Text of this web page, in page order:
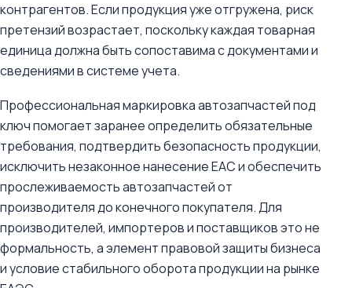
контрагентов. Если продукция уже отгружена, риск
претензий возрастает, поскольку каждая товарная
единица должна быть сопоставима с документами и
сведениями в системе учета.
Профессиональная маркировка автозапчастей под
ключ помогает заранее определить обязательные
требования, подтвердить безопасность продукции,
исключить незаконное нанесение ЕАС и обеспечить
прослеживаемость автозапчастей от
производителя до конечного покупателя. Для
производителей, импортеров и поставщиков это не
формальность, а элемент правовой защиты бизнеса
и условие стабильного оборота продукции на рынке